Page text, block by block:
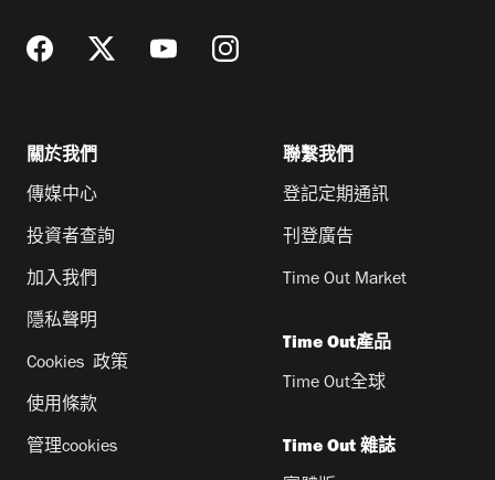
關於我們
傳媒中心
投資者查詢
加入我們
隱私聲明
Cookies 政策
使用條款
管理cookies
聯繫我們
登記定期通訊
刊登廣告
Time Out Market
Time Out產品
Time Out全球
Time Out 雜誌